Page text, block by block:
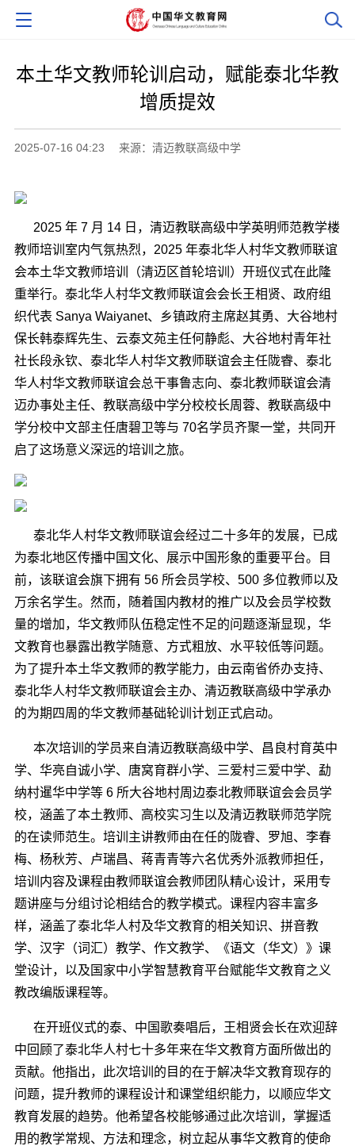
本土华文教师轮训启动，赋能泰北华教
增质提效
2025-07-16 04:23 来源：清迈教联高级中学
2025 年 7 月 14 日，清迈教联高级中学英明师范教学楼
教师培训室内气氛热烈， 2025 年泰北华人村华文教师联谊
会本土华文教师培训（清迈区首轮培训 ）开班仪式在此隆
重举行。泰北华人村华文教师联谊会会长王相贤、政府组
织代表 Sanya Waiyanet、乡镇政府主席赵其勇、大谷地村
保长韩泰辉先生、云泰文苑主任何静彪、大谷地村青年社
社长段永钦、泰北华人村华文教师联谊会主任陇睿、泰北
华人村华文教师联谊会总干事鲁志向、泰北教师联谊会清
迈办事处主任、教联高级中学分校校长周蓉、教联高级中
学分校中文部主任唐碧卫等与 70名学员齐聚一堂，共同开
启了这场意义深远的培训之旅。
泰北华人村华文教师联谊会经过二十多年的发展，已成
为泰北地区传播中国文化、展示中国形象的重要平台。目
前，该联谊会旗下拥有 56 所会员学校、 500 多位教师以及
万余名学生。然而，随着国内教材的推广以及会员学校数
量的增加，华文教师队伍稳定性不足的问题逐渐显现，华
文教育也暴露出教学随意、方式粗放、水平较低等问题。
为了提升本土华文教师的教学能力， 由云南省侨办支持、
泰北华人村华文教师联谊会主办、 清迈教联高级中学承办
的为期四周的华文教师基础轮训计划正式启动。
本次培训的学员来自清迈教联高级中学、昌良村育英中
学、 华亮自诚小学、唐窝育群小学、三爱村三爱中学、勐
纳村暹华中学等 6 所大谷地村周边泰北教师联谊会会员学
校，涵盖了本土教师、高校实习生以及清迈教联师范学院
的在读师范生。培训 主讲教师由在任的陇睿、罗旭、李春
梅、杨秋芳、卢瑞昌、蒋青青等六名优秀外派教师担任，
培训内容及课程由教师联谊会教师团队精心设计，采用专
题讲座与分组讨论相结合的教学模式。课程内容丰富多
样，涵盖了泰北华人村及华文教育的相关知识、拼音教
学、汉字（词汇）教学、作文教学、《语文（华文）》课
堂设计，以及国家中小学智慧教育平台赋能华文教育之义
教改编版课程等。
在开班仪式的泰、中国歌奏唱后，王相贤会长在欢迎辞
中回顾了泰北华人村七十多年来在华文教育方面所做出的
贡献。他指出，此次培训的目的在于解决华文教育现存的
问题，提升教师的课程设计和课堂组织能力，以顺应华文
教育发展的趋势。他希望各校能够通过此次培训，掌握适
用的教学常规、方法和理念，树立起从事华文教育的使命